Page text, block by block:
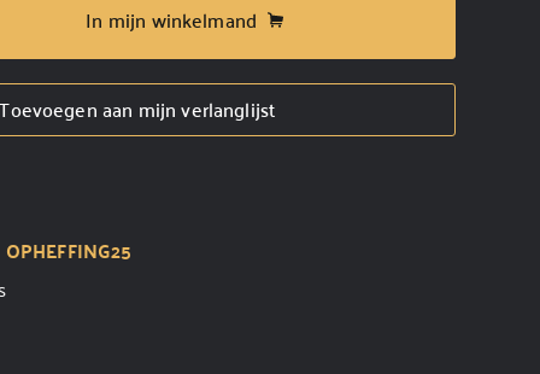
In mijn winkelmand
Toevoegen aan mijn verlanglijst
OPHEFFING25